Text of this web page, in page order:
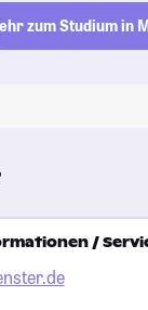
zum Studium in
/